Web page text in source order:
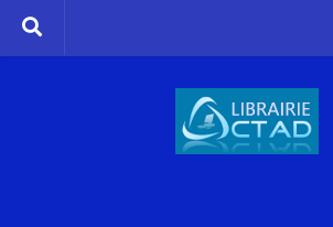
Skip to content